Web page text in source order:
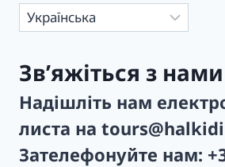
Вибрати
мову
Зв’яжіться з нами
Надішліть нам
листа на
Зателефонуйте нам: